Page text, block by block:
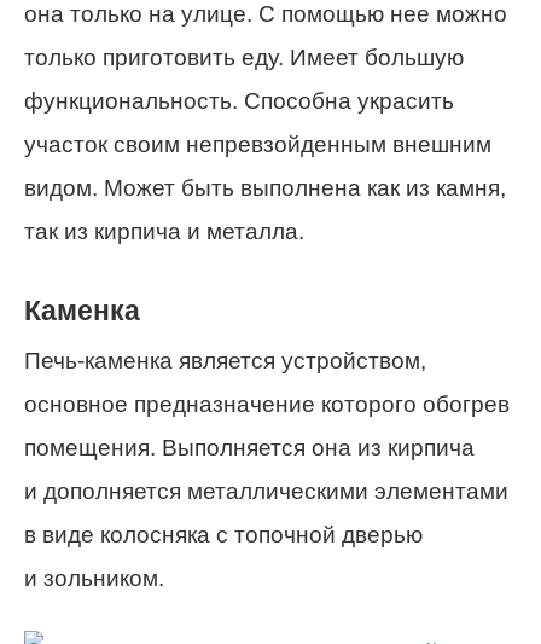
она только на улице. С помощью нее можно
только приготовить еду. Имеет большую
функциональность. Способна украсить
участок своим непревзойденным внешним
видом. Может быть выполнена как из камня,
так из кирпича и металла.
Каменка
Печь-каменка является устройством,
основное предназначение которого обогрев
помещения. Выполняется она из кирпича
и дополняется металлическими элементами
в виде колосняка с топочной дверью
и зольником.